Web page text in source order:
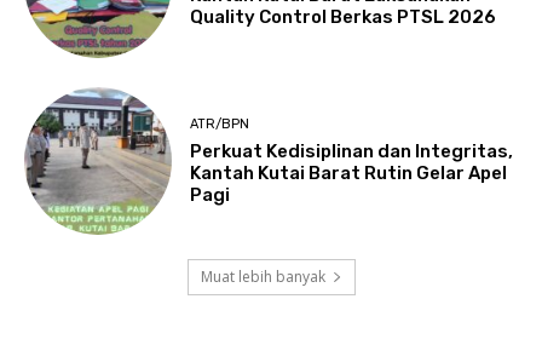
Quality Control Berkas PTSL 2026
ATR/BPN
Perkuat Kedisiplinan dan Integritas,
Kantah Kutai Barat Rutin Gelar Apel
Pagi
Muat lebih banyak